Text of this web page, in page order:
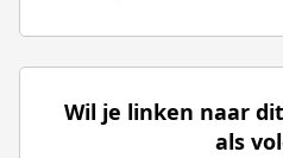
Wil je linken naar
als